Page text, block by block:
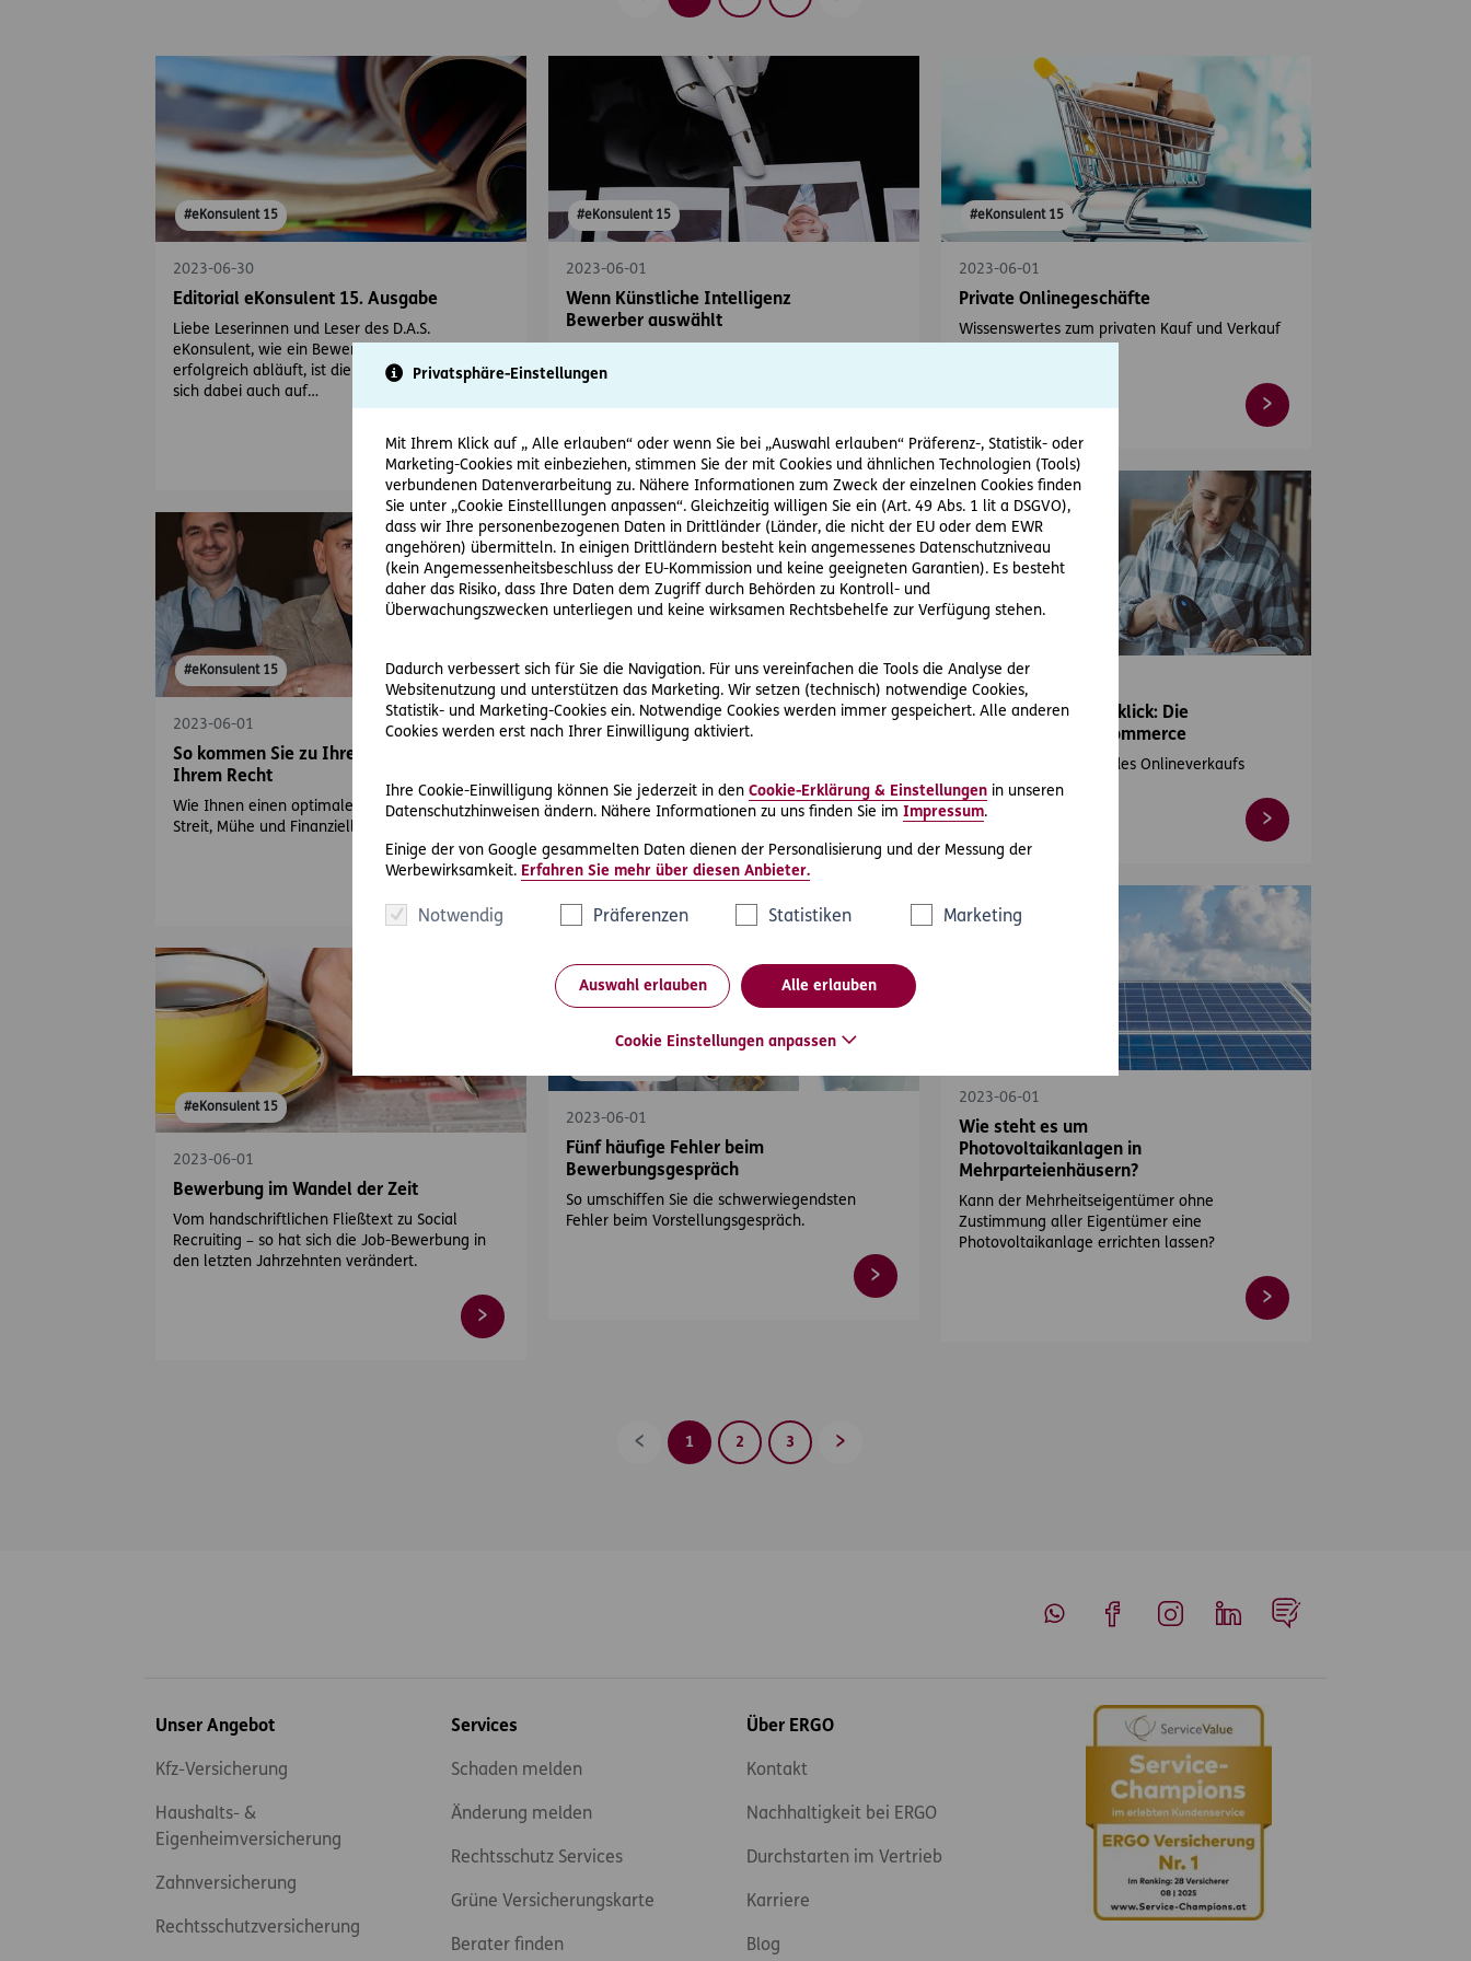
Privatsphäre-Einstellungen
Mit Ihrem Klick auf „ Alle erlauben“ oder wenn Sie bei „Auswahl erlauben“ Präferenz-, Statistik- oder
Marketing-Cookies mit einbeziehen, stimmen Sie der mit Cookies und ähnlichen Technologien (Tools)
verbundenen Datenverarbeitung zu. Nähere Informationen zum Zweck der einzelnen Cookies finden
Sie unter „Cookie Einstelllungen anpassen“. Gleichzeitig willigen Sie ein (Art. 49 Abs. 1 lit a DSGVO),
dass wir Ihre personenbezogenen Daten in Drittländer (Länder, die nicht der EU oder dem EWR
angehören) übermitteln. In einigen Drittländern besteht kein angemessenes Datenschutzniveau
(kein Angemessenheitsbeschluss der EU-Kommission und keine geeigneten Garantien). Es besteht
daher das Risiko, dass Ihre Daten dem Zugriff durch Behörden zu Kontroll- und
Überwachungszwecken unterliegen und keine wirksamen Rechtsbehelfe zur Verfügung stehen.
Dadurch verbessert sich für Sie die Navigation. Für uns vereinfachen die Tools die Analyse der
Websitenutzung und unterstützen das Marketing. Wir setzen (technisch) notwendige Cookies,
Statistik- und Marketing-Cookies ein. Notwendige Cookies werden immer gespeichert. Alle anderen
Cookies werden erst nach Ihrer Einwilligung aktiviert.
Ihre Cookie-Einwilligung können Sie jederzeit in den Cookie-Erklärung & Einstellungen in unseren
Datenschutzhinweisen ändern. Nähere Informationen zu uns finden Sie im Impressum.
Einige der von Google gesammelten Daten dienen der Personalisierung und der Messung der
Werbewirksamkeit. Erfahren Sie mehr über diesen Anbieter.
Notwendig Präferenzen Statistiken Marketing
Auswahl erlauben Alle erlauben
Cookie Einstellungen anpassen
Zurück Vorwärts
#eKonsulent 15
2023-06-30
Editorial eKonsulent 15. Ausgabe
Liebe Leserinnen und Leser des D.A.S.
eKonsulent, wie ein Bewerbungsverfahren
erfolgreich abläuft, ist die eine Sache. Wie man
sich dabei auch auf…
#eKonsulent 15
2023-06-01
Wenn Künstliche Intelligenz
Bewerber auswählt
#eKonsulent 15
2023-06-01
Private Onlinegeschäfte
Wissenswertes zum privaten Kauf und Verkauf
#eKonsulent 15
2023-06-01
So kommen Sie zu Ihrem Geld und
Ihrem Recht
Wie Ihnen einen optimale Rechtsschutzlösung
Streit, Mühe und Finanzielles spart.
2023-06-01
Online: Gebrauchtes liegt im Trend
Wie Portale wie willhaben und
Alternative zum Neukauf bieten.
2023-06-01
Verkaufen per Mausklick: Die
Geschichte des E-Commerce
Die Erfolgsgeschichte des Onlineverkaufs
#eKonsulent 15
2023-06-01
Bewerbung im Wandel der Zeit
Vom handschriftlichen Fließtext zu Social
Recruiting – so hat sich die Job-Bewerbung in
den letzten Jahrzehnten verändert.
2023-06-01
Fünf häufige Fehler beim
Bewerbungsgespräch
So umschiffen Sie die schwerwiegendsten
Fehler beim Vorstellungsgespräch.
2023-06-01
Wie steht es um
Photovoltaikanlagen in
Mehrparteienhäusern?
Kann der Mehrheitseigentümer ohne
Zustimmung aller Eigentümer eine
Photovoltaikanlage errichten lassen?
Zurück 1 2 3 Vorwärts
Inhaltsübersicht
Unser Angebot
Kfz-Versicherung
Haushalts- &
Eigenheimversicherung
Zahnversicherung
Rechtsschutzversicherung
Services
Schaden melden
Änderung melden
Rechtsschutz Services
Grüne Versicherungskarte
Berater finden
Über ERGO
Kontakt
Nachhaltigkeit bei ERGO
Durchstarten im Vertrieb
Karriere
Blog